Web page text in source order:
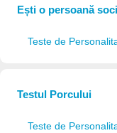
Ești o persoană
Teste de
Testul Porcului
Teste de